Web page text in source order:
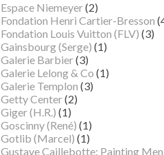
Espace Niemeyer(2)
Fondation Henri Cartier-Bresson
Fondation Louis Vuitton (FLV) (3)
Gainsbourg (Serge) (1)
Galerie Barbier(3)
Galerie Lelong & Co (1)
Galerie Templon (3)
Getty Center(2)
Giger (H.R.) (1)
Goscinny (René) (1)
Gotlib (Marcel) (1)
Gustave Caillebotte: Painting Men